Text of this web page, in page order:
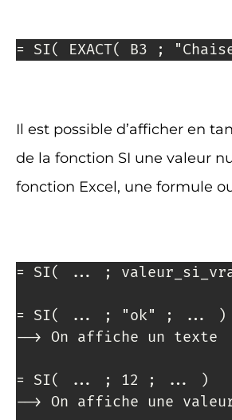
= SI( EXACT( B3 ;
Il est possible d’afficher en
de la fonction SI une valeur
fonction Excel, une formule
= SI( ... ;
= SI( ... ; "ok" ; ... )
--> On affiche un texte
= SI( ... ; 12 ; ... )
--> On affiche une